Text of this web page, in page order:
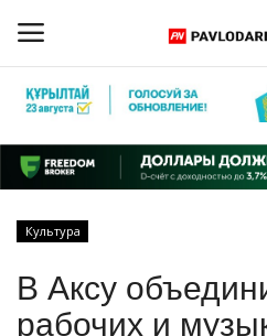
Главная
ПАВЛОДАРСКАЯ ОБЛАСТЬ
Культура
В Аксу
рабочих и